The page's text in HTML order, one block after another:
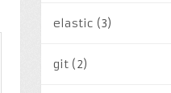
elastic (3)
git (2)